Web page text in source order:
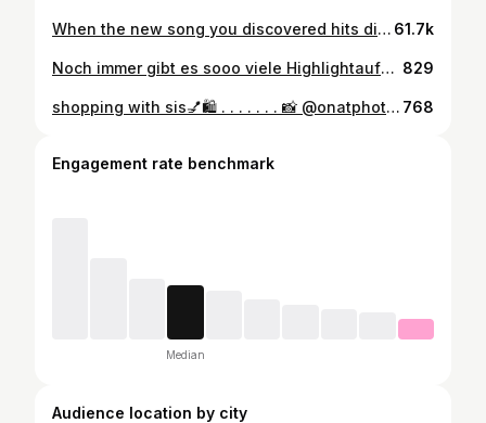
When the new song you discovered hits different. #filmmaking #mood #videography #cinematic #portrait #photography #diffusion #mist #filmmkrs #photocinematica #littlerivermag #portraitlovers #portraithut #maboglow #portraitgoal #portraitgreatness #portraitvision #artells.magazine #theportraitbazaar #portraitmood #portrait.shooters #portraitmom #portraitphotoawards #portrait_awesomes 61.7k
Noch immer gibt es sooo viele Highlightaufnahmen aus den letzten Jahren, die ich euch nicht gezeigt habe!🙈 Wie beispielsweise diese tollen Bilder von @_alina.sophia , die ich für meine lieben Freunde von der @ahornallee machen durfte! Es ist immer wieder eine Freude bei euch kreativ sein zu dürfen!💕 Danke auch liebe Alina für dein Vertrauen und deinen Mut diese Serie mit mir zu realisieren! 🥰 photo/edit/hair/makeup/bodychain(diy)/handjuwelry(diy): @melanie_dietze_photoart model: @_alina.sophia location: @ahornallee #art #skin #sitting #juwelry #photoart #bnw #schwarzweiß #sw #bwphotography #fotografdresden #dresdenfotograf #meissen #melaniedietze #freckles #model #photoshoot #timeflies 829
shopping with sis💅🛍️ . . . . . . . 📸 @onatphoto @euler.michael 768
Engagement rate benchmark
Median
Audience location by city